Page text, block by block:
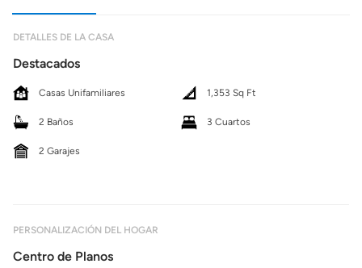
DETALLES DE LA CASA
Destacados
Casas Unifamiliares 1,353 Sq Ft
2 Baños 3 Cuartos
2 Garajes
PERSONALIZACIÓN DEL HOGAR
Centro de Planos